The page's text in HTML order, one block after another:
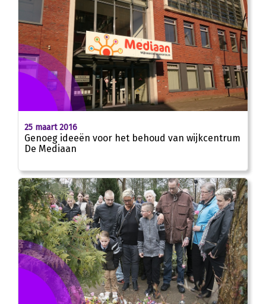
25 maart 2016
Genoeg ideeën voor het behoud van wijkcentrum
De Mediaan